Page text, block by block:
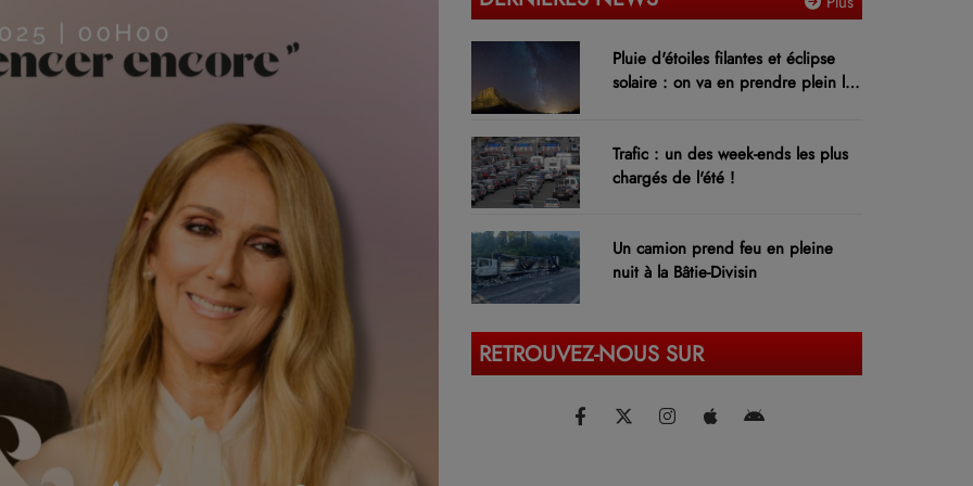
Pluie d'étoiles filantes et éclipse
solaire : on va en prendre plein les
Trafic : un des week-ends les plus
chargés de l'été !
Un camion prend feu en pleine
nuit à la Bâtie-Divisin
RETROUVEZ-NOUS SUR